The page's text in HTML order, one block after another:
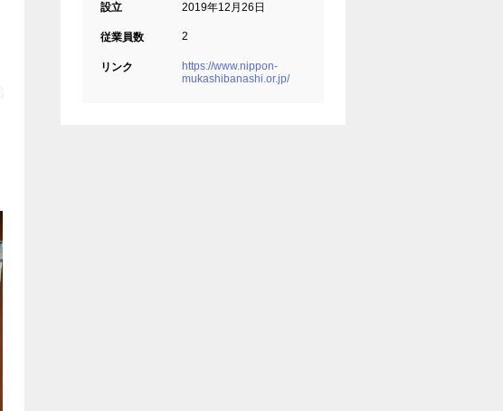
設立 2019年12月26日
従業員数 2
リンク
https://www.nippon-
mukashibanashi.or.jp/